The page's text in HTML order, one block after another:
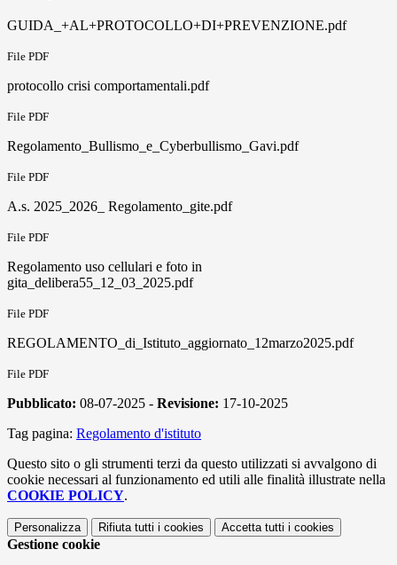
GUIDA_+AL+PROTOCOLLO+DI+PREVENZIONE.pdf
File PDF
protocollo crisi comportamentali.pdf
File PDF
Regolamento_Bullismo_e_Cyberbullismo_Gavi.pdf
File PDF
A.s. 2025_2026_ Regolamento_gite.pdf
File PDF
Regolamento uso cellulari e foto in
gita_delibera55_12_03_2025.pdf
File PDF
REGOLAMENTO_di_Istituto_aggiornato_12marzo2025.pdf
File PDF
Pubblicato: 08-07-2025 - Revisione: 17-10-2025
Tag pagina: Regolamento d'istituto
Questo sito o gli strumenti terzi da questo utilizzati si avvalgono di
cookie necessari al funzionamento ed utili alle finalità illustrate nella
COOKIE POLICY.
Personalizza Rifiuta tutti i cookies Accetta tutti i cookies
Gestione cookie